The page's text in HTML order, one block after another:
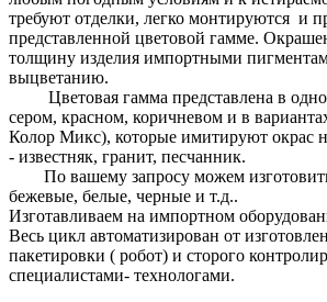
требуют отделки, легко монтируются и
представленной цветовой гамме.
толщину изделия импортными
выцветанию.
Цветовая гамма представлена в
сером, красном, коричневом и в
Колор Микс), которые имитируют окрас
- известняк, гранит, песчанник.
По вашему запросу можем изготовить
бежевые, белые, черные и т.д..
Изготавливаем на импортном
Весь цикл автоматизирован от
пакетировки ( робот) и сторого
специалистами- технологами.